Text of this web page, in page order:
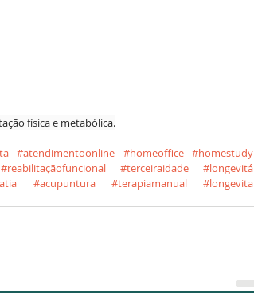
física e metabólica.
#atendimentoonline #homeoffice #homestudy
#reabilitaçãofuncional #terceiraidade
#longevitá
#acupuntura #terapiamanual
#longevita